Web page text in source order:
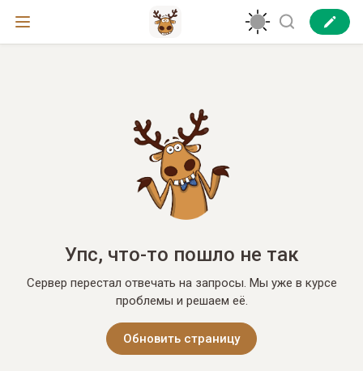
Упс, что-то пошло не так
Сервер перестал отвечать на запросы. Мы уже в курсе
проблемы и решаем её.
Обновить страницу